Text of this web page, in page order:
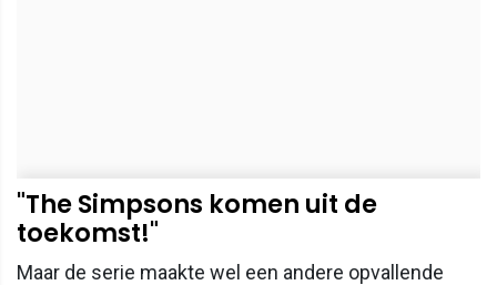
"The Simpsons komen uit de
toekomst!"
Maar de serie maakte wel een andere opvallende